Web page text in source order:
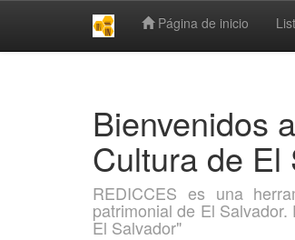
Página de inicio
Bienvenidos
Cultura de El
REDICCES es una
patrimonial de El
El Salvador"